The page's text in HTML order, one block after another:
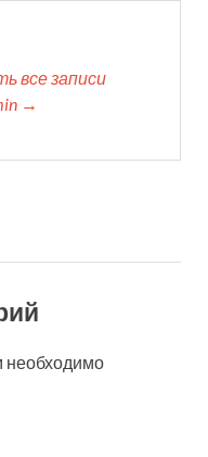
все записи
→
необходимо